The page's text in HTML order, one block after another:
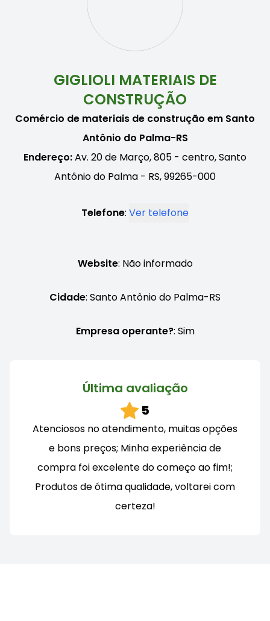
GIGLIOLI MATERIAIS DE
CONSTRUÇÃO
Comércio de materiais de construção em Santo
Antônio do Palma-RS
Endereço:Av. 20 de Março, 805 - centro, Santo
Antônio do Palma - RS, 99265-000
Telefone: Ver telefone
Website: Não informado
Cidade: Santo Antônio do Palma-RS
Empresa operante?: Sim
Última avaliação
5
Atenciosos no atendimento, muitas opções
e bons preços; Minha experiência de
compra foi excelente do começo ao fim!;
Produtos de ótima qualidade, voltarei com
certeza!